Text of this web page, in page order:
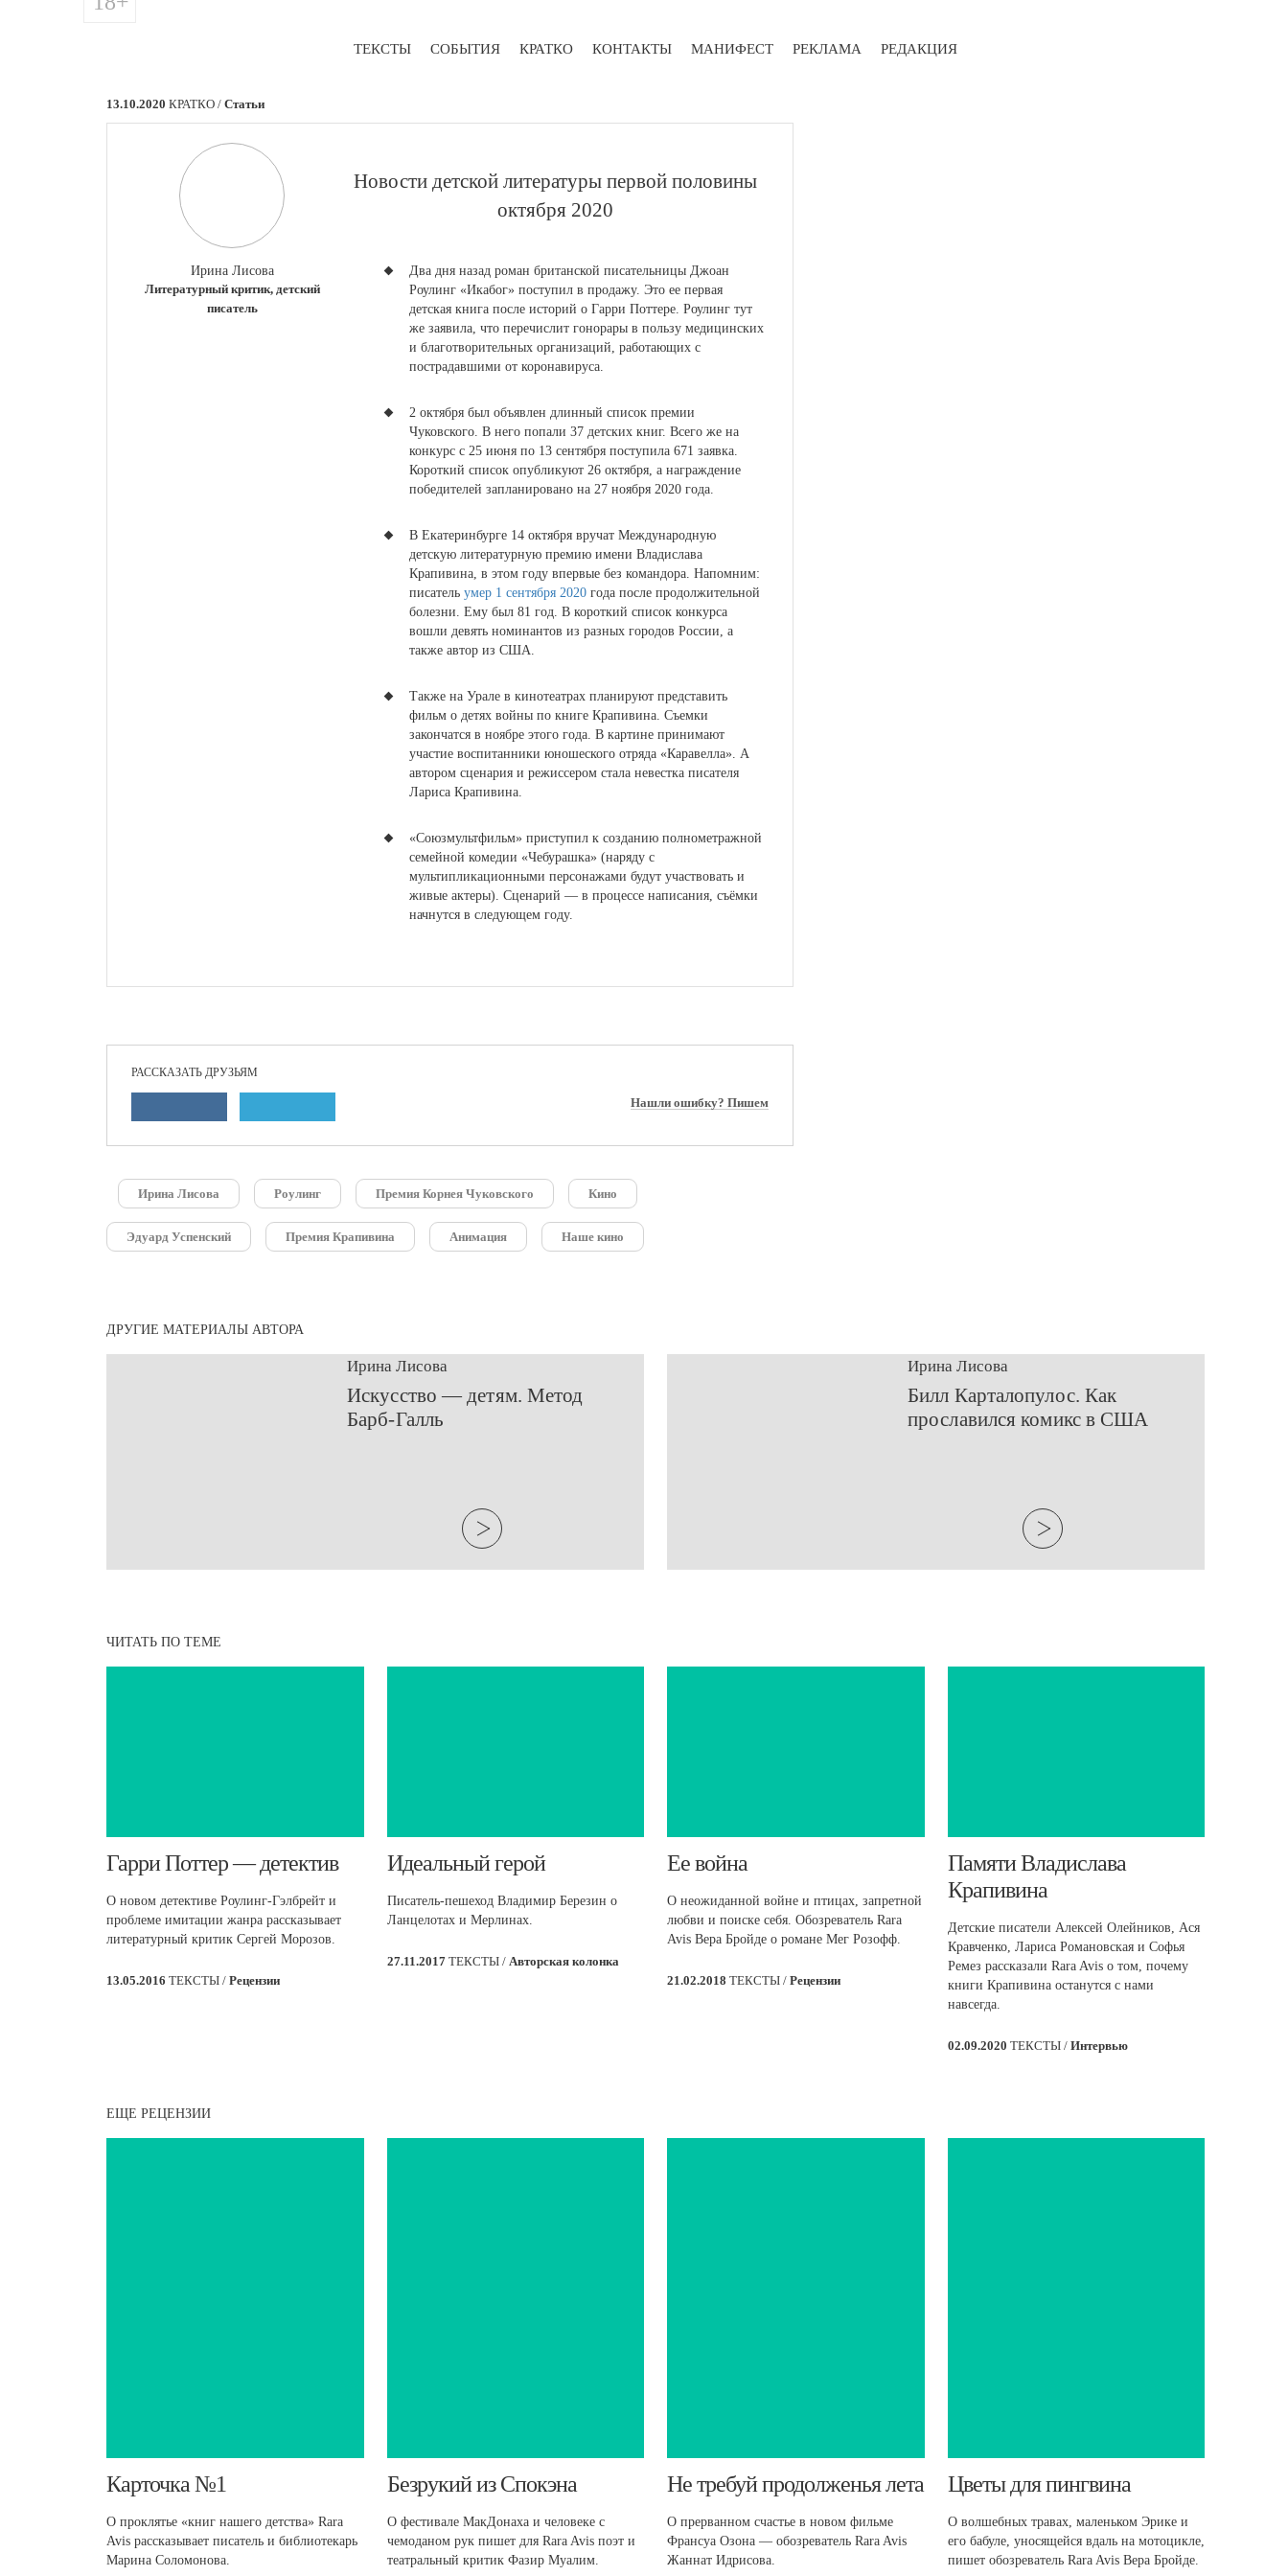
ТЕКСТЫ СОБЫТИЯ КРАТКО КОНТАКТЫ МАНИФЕСТ РЕКЛАМА РЕДАКЦИЯ
13.10.2020 КРАТКО / Статьи
Ирина Лисова
Литературный критик, детский
писатель
​Новости детской литературы первой половины
октября 2020
Два дня назад роман британской писательницы Джоан
Роулинг «Икабог» поступил в продажу. Это ее первая
детская книга после историй о Гарри Поттере. Роулинг тут
же заявила, что перечислит гонорары в пользу медицинских
и благотворительных организаций, работающих с
пострадавшими от коронавируса.
2 октября был объявлен длинный список премии
Чуковского. В него попали 37 детских книг. Всего же на
конкурс с 25 июня по 13 сентября поступила 671 заявка.
Короткий список опубликуют 26 октября, а награждение
победителей запланировано на 27 ноября 2020 года.
В Екатеринбурге 14 октября вручат Международную
детскую литературную премию имени Владислава
Крапивина, в этом году впервые без командора. Напомним:
писатель умер 1 сентября 2020 года после продолжительной
болезни. Ему был 81 год. В короткий список конкурса
вошли девять номинантов из разных городов России, а
также автор из США.
Также на Урале в кинотеатрах планируют представить
фильм о детях войны по книге Крапивина. Съемки
закончатся в ноябре этого года. В картине принимают
участие воспитанники юношеского отряда «Каравелла». А
автором сценария и режиссером стала невестка писателя
Лариса Крапивина.
«Союзмультфильм» приступил к созданию полнометражной
семейной комедии «Чебурашка» (наряду с
мультипликационными персонажами будут участвовать и
живые актеры). Сценарий — в процессе написания, съёмки
начнутся в следующем году.
РАССКАЗАТЬ ДРУЗЬЯМ
Нашли ошибку? Пишем
Ирина Лисова Роулинг Премия Корнея Чуковского Кино
Эдуард Успенский Премия Крапивина Анимация Наше кино
ДРУГИЕ МАТЕРИАЛЫ АВТОРА
Ирина Лисова
​Искусство — детям. Метод
Барб-Галль
Ирина Лисова
​Билл Карталопулос. Как
прославился комикс в США
ЧИТАТЬ ПО ТЕМЕ
​Гарри Поттер — детектив
О новом детективе Роулинг-Гэлбрейт и
проблеме имитации жанра рассказывает
литературный критик Сергей Морозов.
13.05.2016 ТЕКСТЫ / Рецензии
​Идеальный герой
Писатель-пешеход Владимир Березин о
Ланцелотах и Мерлинах.
27.11.2017 ТЕКСТЫ / Авторская колонка
​Ее война
О неожиданной войне и птицах, запретной
любви и поиске себя. Обозреватель Rara
Avis Вера Бройде о романе Мег Розофф.
21.02.2018 ТЕКСТЫ / Рецензии
​Памяти Владислава
Крапивина
Детские писатели Алексей Олейников, Ася
Кравченко, Лариса Романовская и Софья
Ремез рассказали Rara Avis о том, почему
книги Крапивина останутся с нами
навсегда.
02.09.2020 ТЕКСТЫ / Интервью
ЕЩЕ РЕЦЕНЗИИ
​Карточка №1
О проклятье «книг нашего детства» Rara
Avis рассказывает писатель и библиотекарь
Марина Соломонова.
Безрукий из Спокэна
О фестивале МакДонаха и человеке с
чемоданом рук пишет для Rara Avis поэт и
театральный критик Фазир Муалим.
​Не требуй продолженья лета
О прерванном счастье в новом фильме
Франсуа Озона — обозреватель Rara Avis
Жаннат Идрисова.
​Цветы для пингвина
О волшебных травах, маленьком Эрике и
его бабуле, уносящейся вдаль на мотоцикле,
пишет обозреватель Rara Avis Вера Бройде.